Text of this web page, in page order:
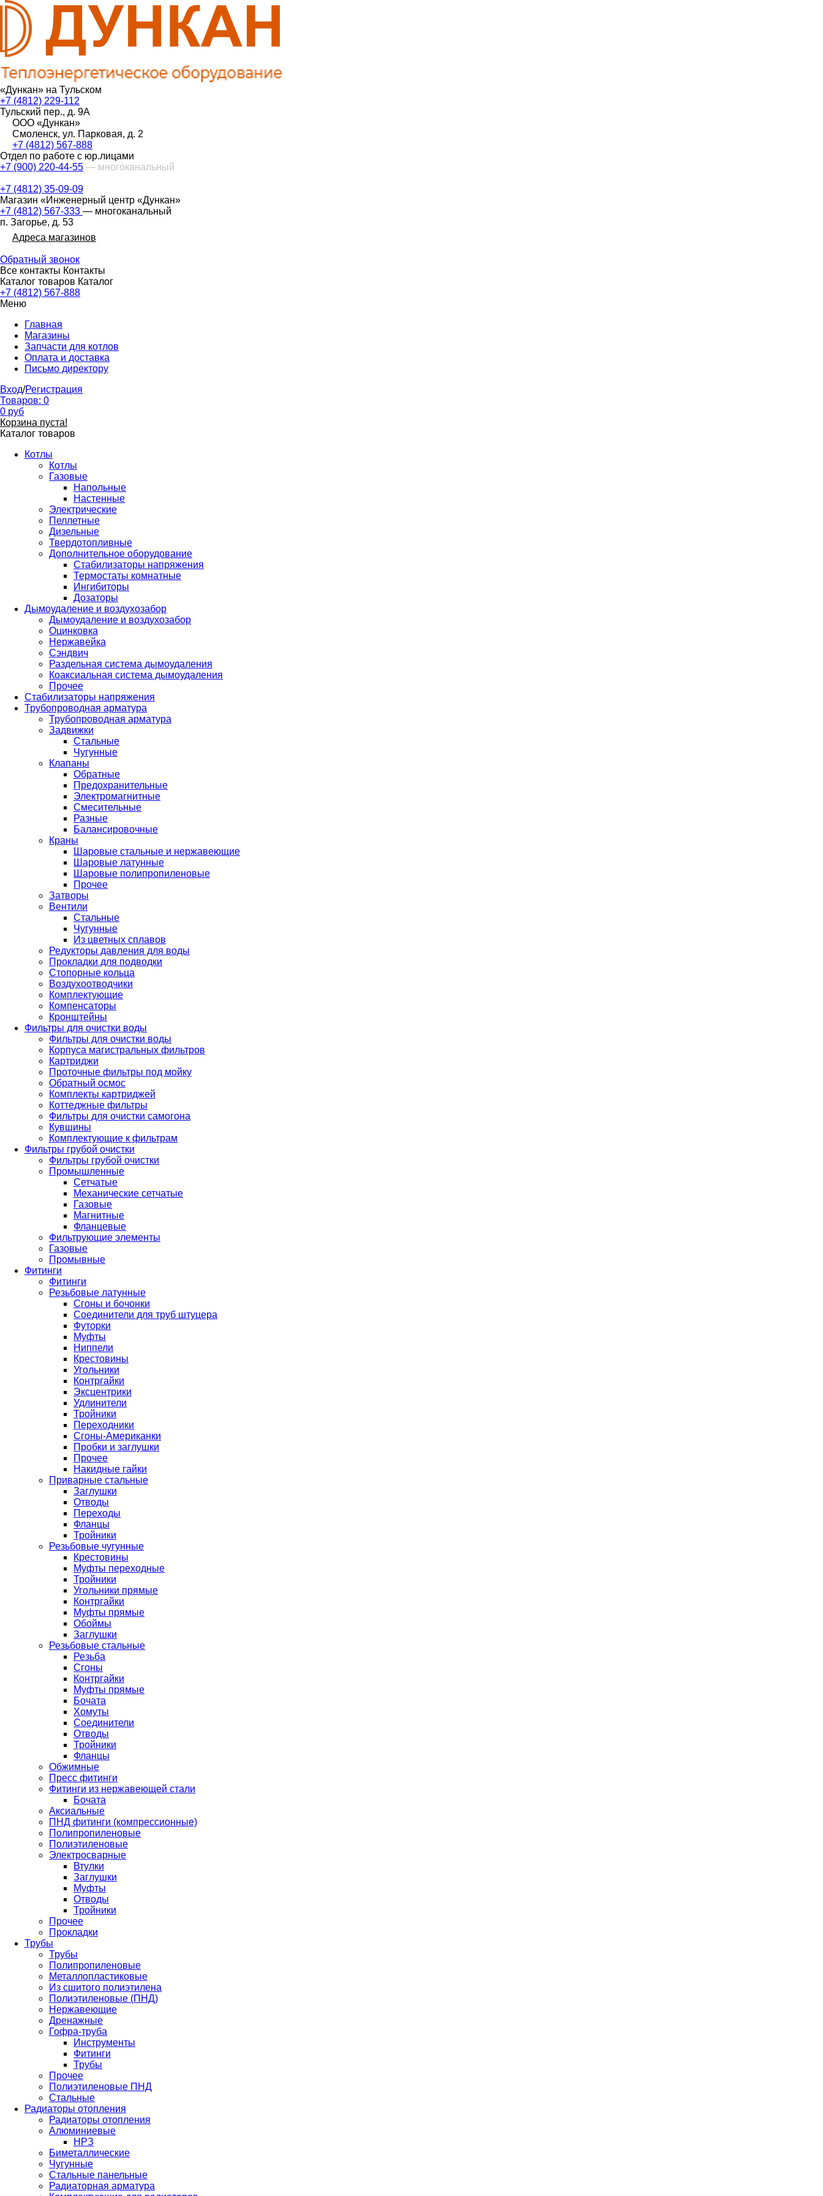
«Дункан» на Тульском
+7 (4812) 229-112
Тульский пер., д. 9А
ООО «Дункан»
Смоленск, ул. Парковая, д. 2
+7 (4812) 567-888
Отдел по работе с юр.лицами
+7 (900) 220-44-55 — многоканальный
+7 (4812) 35-09-09
Магазин «Инженерный центр «Дункан»
+7 (4812) 567-333 — многоканальный
п. Загорье, д. 53
Адреса магазинов
Обратный звонок
Все контакты Контакты
Каталог товаров Каталог
+7 (4812) 567-888
Меню
Главная
Магазины
Запчасти для котлов
Оплата и доставка
Письмо директору
Вход/Регистрация
Товаров: 0
0 руб
Корзина пуста!
Каталог товаров
Котлы
Котлы
Газовые
Напольные
Настенные
Электрические
Пеллетные
Дизельные
Твердотопливные
Дополнительное оборудование
Стабилизаторы напряжения
Термостаты комнатные
Ингибиторы
Дозаторы
Дымоудаление и воздухозабор
Дымоудаление и воздухозабор
Оцинковка
Нержавейка
Сэндвич
Раздельная система дымоудаления
Коаксиальная система дымоудаления
Прочее
Стабилизаторы напряжения
Трубопроводная арматура
Трубопроводная арматура
Задвижки
Стальные
Чугунные
Клапаны
Обратные
Предохранительные
Электромагнитные
Смесительные
Разные
Балансировочные
Краны
Шаровые стальные и нержавеющие
Шаровые латунные
Шаровые полипропиленовые
Прочее
Затворы
Вентили
Стальные
Чугунные
Из цветных сплавов
Редукторы давления для воды
Прокладки для подводки
Стопорные кольца
Воздухоотводчики
Комплектующие
Компенсаторы
Кронштейны
Фильтры для очистки воды
Фильтры для очистки воды
Корпуса магистральных фильтров
Картриджи
Проточные фильтры под мойку
Обратный осмос
Комплекты картриджей
Коттеджные фильтры
Фильтры для очистки самогона
Кувшины
Комплектующие к фильтрам
Фильтры грубой очистки
Фильтры грубой очистки
Промышленные
Сетчатые
Механические сетчатые
Газовые
Магнитные
Фланцевые
Фильтрующие элементы
Газовые
Промывные
Фитинги
Фитинги
Резьбовые латунные
Сгоны и бочонки
Соединители для труб штуцера
Футорки
Муфты
Ниппели
Крестовины
Угольники
Контргайки
Эксцентрики
Удлинители
Тройники
Переходники
Сгоны-Американки
Пробки и заглушки
Прочее
Накидные гайки
Приварные стальные
Заглушки
Отводы
Переходы
Фланцы
Тройники
Резьбовые чугунные
Крестовины
Муфты переходные
Тройники
Угольники прямые
Контргайки
Муфты прямые
Обоймы
Заглушки
Резьбовые стальные
Резьба
Сгоны
Контргайки
Муфты прямые
Бочата
Хомуты
Соединители
Отводы
Тройники
Фланцы
Обжимные
Пресс фитинги
Фитинги из нержавеющей стали
Бочата
Аксиальные
ПНД фитинги (компрессионные)
Полипропиленовые
Полиэтиленовые
Электросварные
Втулки
Заглушки
Муфты
Отводы
Тройники
Прочее
Прокладки
Трубы
Трубы
Полипропиленовые
Металлопластиковые
Из сшитого полиэтилена
Полиэтиленовые (ПНД)
Нержавеющие
Дренажные
Гофра-труба
Инструменты
Фитинги
Трубы
Прочее
Полиэтиленовые ПНД
Стальные
Радиаторы отопления
Радиаторы отопления
Алюминиевые
НРЗ
Биметаллические
Чугунные
Стальные панельные
Радиаторная арматура